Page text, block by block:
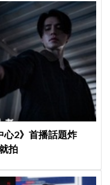
心2》首播話題炸
拍